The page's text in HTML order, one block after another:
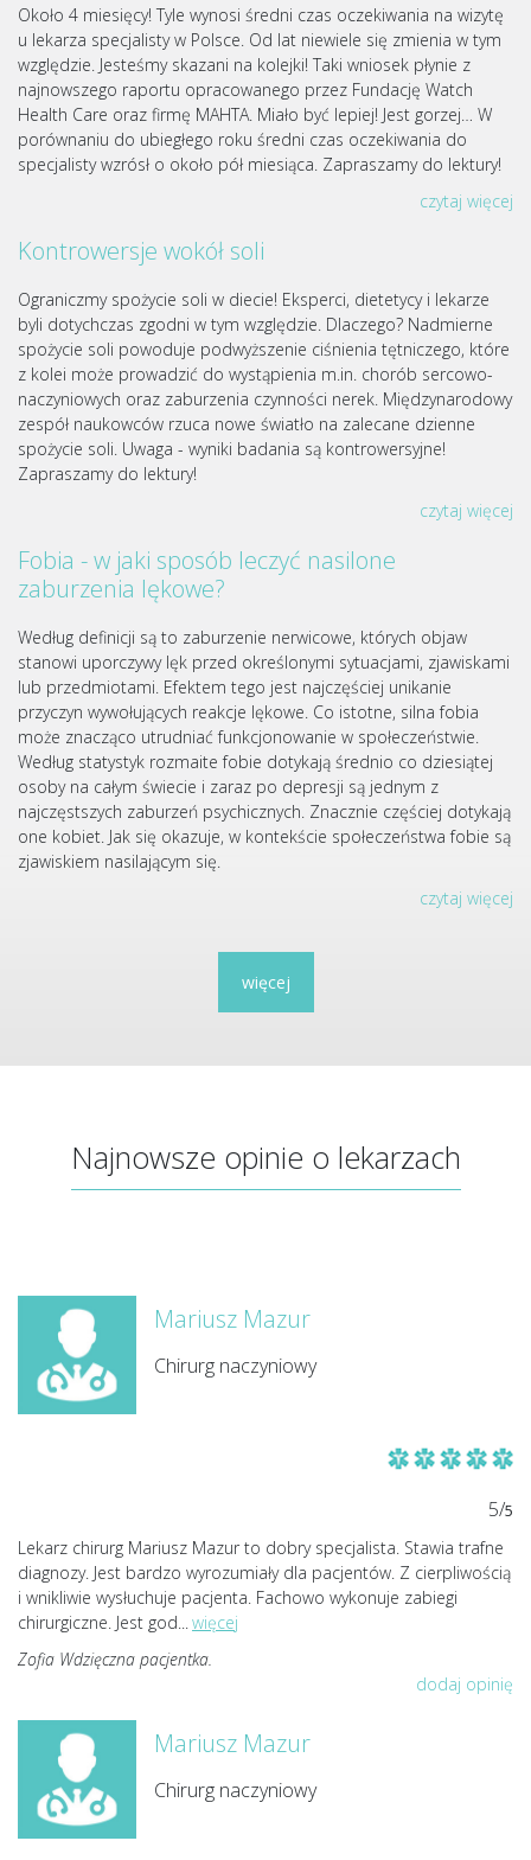
Około 4 miesięcy! Tyle wynosi średni czas oczekiwania na wizytę
u lekarza specjalisty w Polsce. Od lat niewiele się zmienia w tym
względzie. Jesteśmy skazani na kolejki! Taki wniosek płynie z
najnowszego raportu opracowanego przez Fundację Watch
Health Care oraz firmę MAHTA. Miało być lepiej! Jest gorzej… W
porównaniu do ubiegłego roku średni czas oczekiwania do
specjalisty wzrósł o około pół miesiąca. Zapraszamy do lektury!
czytaj więcej
Kontrowersje wokół soli
Ograniczmy spożycie soli w diecie! Eksperci, dietetycy i lekarze
byli dotychczas zgodni w tym względzie. Dlaczego? Nadmierne
spożycie soli powoduje podwyższenie ciśnienia tętniczego, które
z kolei może prowadzić do wystąpienia m.in. chorób sercowo-
naczyniowych oraz zaburzenia czynności nerek. Międzynarodowy
zespół naukowców rzuca nowe światło na zalecane dzienne
spożycie soli. Uwaga - wyniki badania są kontrowersyjne!
Zapraszamy do lektury!
czytaj więcej
Fobia - w jaki sposób leczyć nasilone
zaburzenia lękowe?
Według definicji są to zaburzenie nerwicowe, których objaw
stanowi uporczywy lęk przed określonymi sytuacjami, zjawiskami
lub przedmiotami. Efektem tego jest najczęściej unikanie
przyczyn wywołujących reakcje lękowe. Co istotne, silna fobia
może znacząco utrudniać funkcjonowanie w społeczeństwie.
Według statystyk rozmaite fobie dotykają średnio co dziesiątej
osoby na całym świecie i zaraz po depresji są jednym z
najczęstszych zaburzeń psychicznych. Znacznie częściej dotykają
one kobiet. Jak się okazuje, w kontekście społeczeństwa fobie są
zjawiskiem nasilającym się.
czytaj więcej
więcej
Najnowsze opinie o lekarzach
Mariusz Mazur
Chirurg naczyniowy
5/5
Lekarz chirurg Mariusz Mazur to dobry specjalista. Stawia trafne
diagnozy. Jest bardzo wyrozumiały dla pacjentów. Z cierpliwością
i wnikliwie wysłuchuje pacjenta. Fachowo wykonuje zabiegi
chirurgiczne. Jest god
więcej
Zofia Wdzięczna pacjentka.
dodaj opinię
Mariusz Mazur
Chirurg naczyniowy